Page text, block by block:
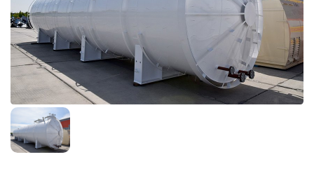
и эмали